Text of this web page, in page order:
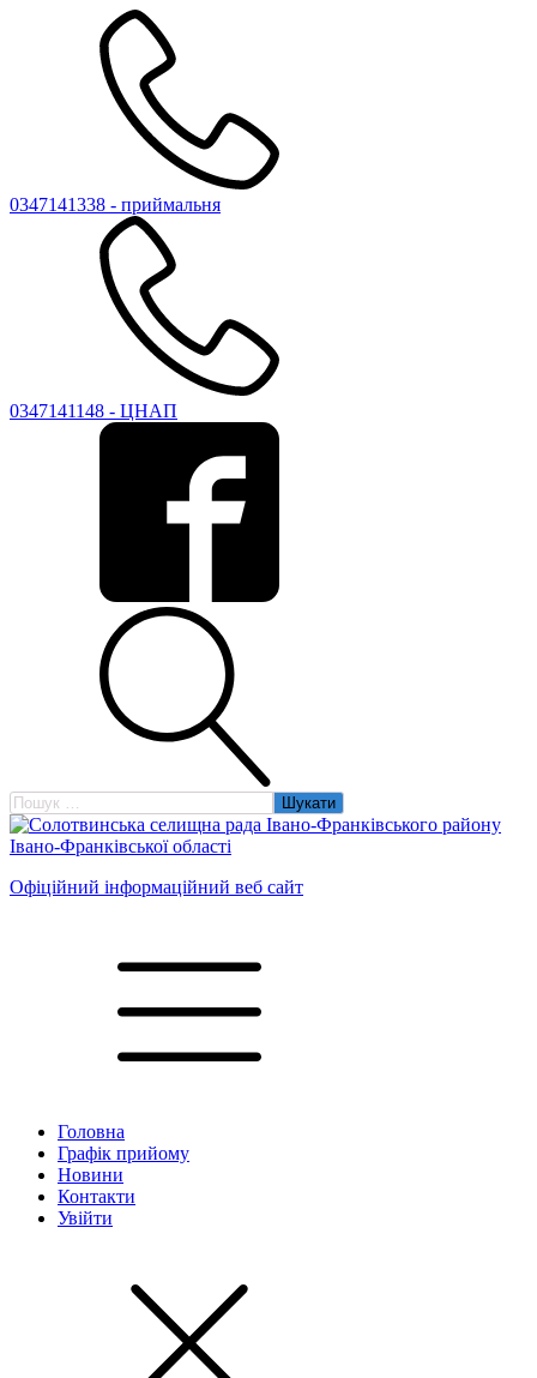
0347141338 - приймальня
0347141148 - ЦНАП
Пошук:
Офіційний інформаційний веб сайт
Головна
Графік прийому
Новини
Контакти
Увійти